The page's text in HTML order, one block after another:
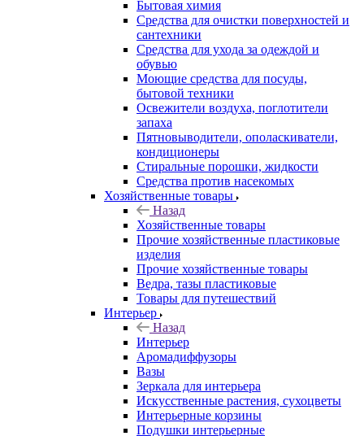
Бытовая химия
Средства для очистки поверхностей и
сантехники
Средства для ухода за одеждой и
обувью
Моющие средства для посуды,
бытовой техники
Освежители воздуха, поглотители
запаха
Пятновыводители, ополаскиватели,
кондиционеры
Стиральные порошки, жидкости
Средства против насекомых
Хозяйственные товары
Назад
Хозяйственные товары
Прочие хозяйственные пластиковые
изделия
Прочие хозяйственные товары
Ведра, тазы пластиковые
Товары для путешествий
Интерьер
Назад
Интерьер
Аромадиффузоры
Вазы
Зеркала для интерьера
Искусственные растения, сухоцветы
Интерьерные корзины
Подушки интерьерные